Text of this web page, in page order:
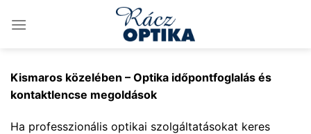
Kismaros közelében – Optika időpontfoglalás és
kontaktlencse megoldások
Ha professzionális optikai szolgáltatásokat keres